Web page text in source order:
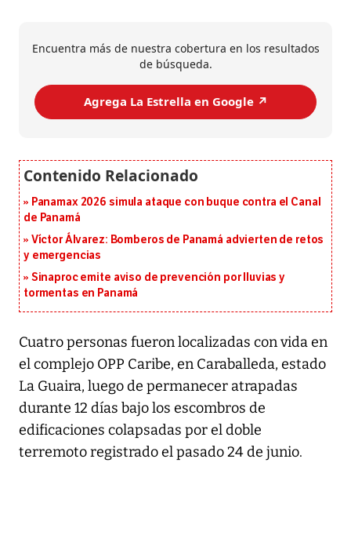
Encuentra más de nuestra cobertura en los resultados
de búsqueda.
Agrega La Estrella en Google ↗️
Panamax 2026 simula ataque con buque contra el Canal
de Panamá
Víctor Álvarez: Bomberos de Panamá advierten de retos
y emergencias
Sinaproc emite aviso de prevención por lluvias y
tormentas en Panamá
Cuatro personas fueron localizadas con vida en
el complejo OPP Caribe, en Caraballeda, estado
La Guaira, luego de permanecer atrapadas
durante 12 días bajo los escombros de
edificaciones colapsadas por el doble
terremoto registrado el pasado 24 de junio.